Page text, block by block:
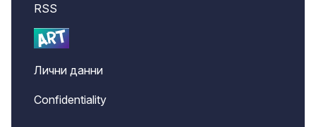
RSS
Лични данни
Confidentiality